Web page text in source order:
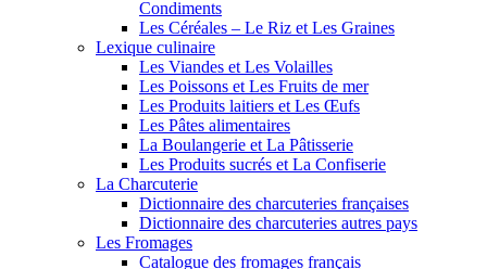
Condiments
Les Céréales – Le Riz et Les Graines
Lexique culinaire
Les Viandes et Les Volailles
Les Poissons et Les Fruits de mer
Les Produits laitiers et Les Œufs
Les Pâtes alimentaires
La Boulangerie et La Pâtisserie
Les Produits sucrés et La Confiserie
La Charcuterie
Dictionnaire des charcuteries françaises
Dictionnaire des charcuteries autres pays
Les Fromages
Catalogue des fromages français